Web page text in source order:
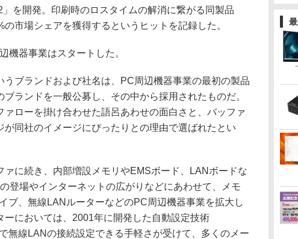
を開発。印刷時のロスタイムの解消に繋がる同製品
市場シェアを獲得するというヒットを記録した。
器事業はスタートした。
ブランドおよび社名は、PC周辺機器事業の最初の製品
ランドを一般公募し、その中から採用されたものだ。
ァローを掛け合わせた語呂あわせの面白さと、バッファ
が同社のイメージにぴったりとの理由で選ばれたとい
に続き、内部増設メモリやEMSボード、LANボードな
登場やインターネットの広がりなどにあわせて、メモ
ブ、無線LANルーターなどのPC周辺機器事業を拡大し
ーにおいては、2001年に開発した自動設定技術
無線LANの接続設定できる手軽さが受けて、多くのメー